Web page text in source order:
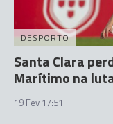
DESPORTO
Santa Clara
Marítimo na
19 Fev 17:51